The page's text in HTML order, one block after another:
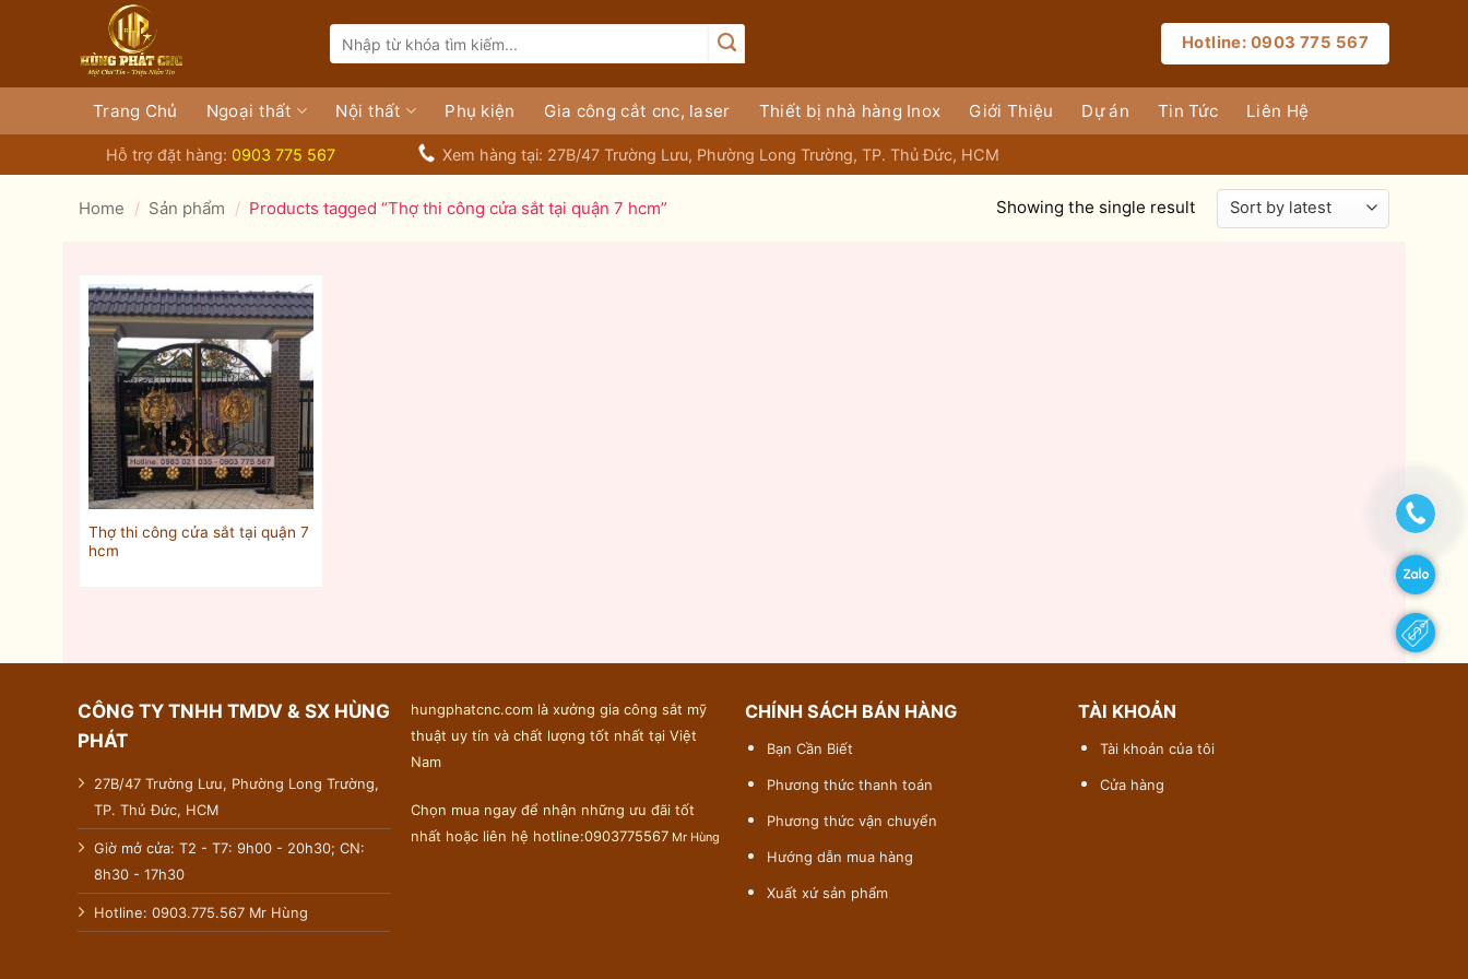
dung
for:
Hotline: 0903 775 567
Trang Chủ Ngoại thất Nội thất Phụ kiện Gia công cắt cnc, laser Thiết bị nhà hàng Inox Giới Thiệu Dự án Tin Tức Liên Hệ
Hỗ trợ đặt hàng: 0903 775 567 Xem hàng tại: 27B/47 Trường Lưu, Phường Long Trường, TP. Thủ Đức, HCM
Home / Sản phẩm / Products tagged “Thợ thi công cửa sắt tại quận 7 hcm” Showing the single result
Thợ thi công cửa sắt tại quận 7
hcm
CÔNG TY TNHH TMDV & SX HÙNG
PHÁT
27B/47 Trường Lưu, Phường Long Trường,
TP. Thủ Đức, HCM
Giờ mở cửa: T2 - T7: 9h00 - 20h30; CN:
8h30 - 17h30
Hotline: 0903.775.567 Mr Hùng
hungphatcnc.com là xưởng gia công sắt mỹ
thuật uy tín và chất lượng tốt nhất tại Việt
Nam
Chọn mua ngay để nhận những ưu đãi tốt
nhất hoặc liên hệ hotline:0903775567 Mr Hùng
CHÍNH SÁCH BÁN HÀNG
Bạn Cần Biết
Phương thức thanh toán
Phương thức vận chuyển
Hướng dẫn mua hàng
Xuất xứ sản phẩm
TÀI KHOẢN
Tài khoản của tôi
Cửa hàng